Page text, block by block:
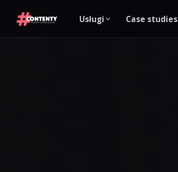
Usługi Case studies